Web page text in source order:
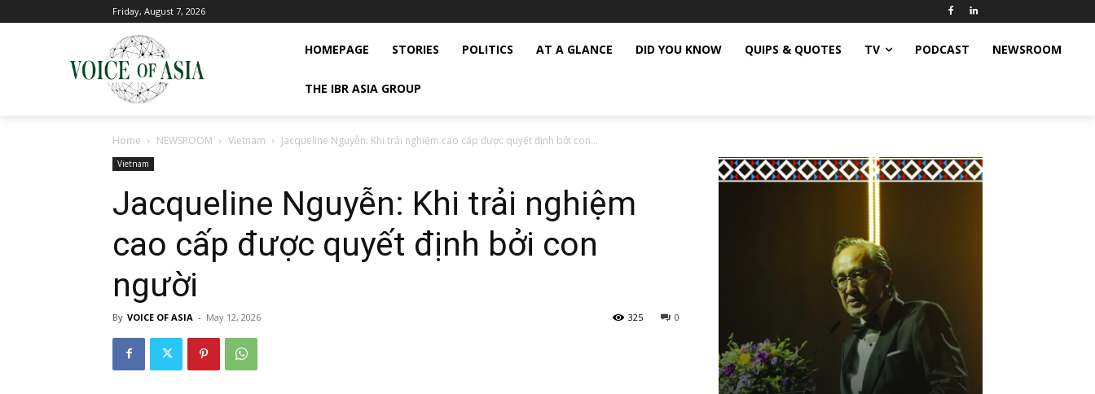
Friday, August 7, 2026
HOMEPAGE STORIES POLITICS AT A GLANCE DID YOU KNOW QUIPS & QUOTES TV PODCAST NEWSROOM
THE IBR ASIA GROUP
Home NEWSROOM Vietnam Jacqueline Nguyễn: Khi trải nghiệm cao cấp được quyết định bởi con...
Vietnam
Jacqueline Nguyễn: Khi trải nghiệm
cao cấp được quyết định bởi con
người
By VOICE OF ASIA - May 12, 2026 0
325